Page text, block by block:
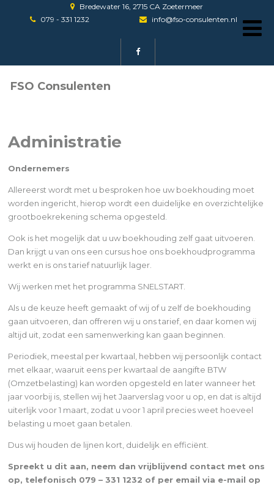
Bredewater 16, 2715 CA Zoetermeer
079 - 331 1232
info@fso-consulenten.nl
FSO Consulenten
Administratie
Ondernemers
Allereerst wordt met u besproken hoe uw boekhouding moet
worden ingericht, hierop wordt een duidelijke en overzichtelijke
grootboekrekening schema opgesteld.
Ook is het mogelijk dat u uw boekhouding zelf gaat uitvoeren.
Dan krijgt u van ons een cursus hoe ons boekhoudprogramma
werkt en is ons tarief natuurlijk lager.
Wij werken met het programma SNELSTART.
Als u de keuze heeft gemaakt of wij of u zelf de boekhouding
gaan uitvoeren, dan offreren wij u ons tarief, en daar komen wij
altijd uit, zodat een samenwerking kan gaan beginnen.
Periodiek, meestal per kwartaal, hebben wij persoonlijk contact
met elkaar, waaruit eens per kwartaal de aangifte BTW
(Omzetbelasting) kan worden opgesteld en later wanneer het
jaar voorbij is, stellen wij het Jaarverslag voor u op, en dat is altijd
uiterlijk voor 1 maart, zodat u voor 1 april precies weet hoeveel
belasting u moet gaan betalen.
Dus wij houden de lijnen kort, duidelijk en efficiënt.
Spreekt u dit aan, neem dan vrijblijvend contact met ons
op, telefonisch 079 – 331 1232 of per email via e-mail op